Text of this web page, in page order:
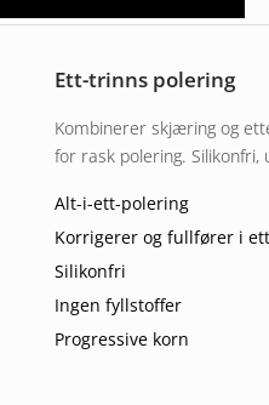
Ett-trinns polering
Kombinerer skjæring og
for rask polering. Silikonfri,
Alt-i-ett-polering
Korrigerer og fullfører i
Silikonfri
Ingen fyllstoffer
Progressive korn